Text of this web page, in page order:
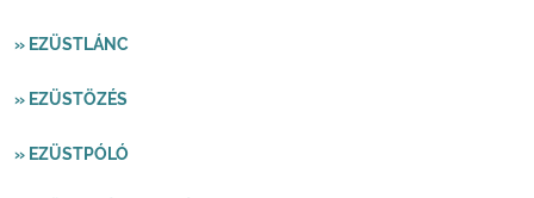
» EZÜSTLÁNC
» EZÜSTÖZÉS
» EZÜSTPÓLÓ